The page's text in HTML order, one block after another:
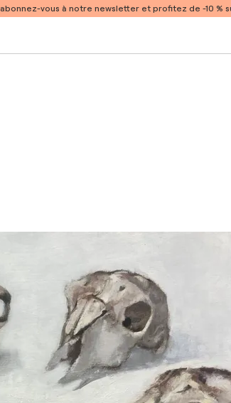
abonnez-vous à notre newsletter et profitez de -10 %